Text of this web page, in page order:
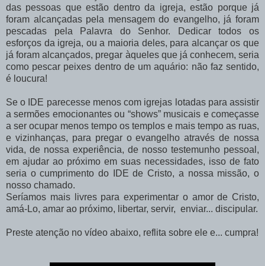
das pessoas que estão dentro da igreja, estão porque já
foram alcançadas pela mensagem do evangelho, já foram
pescadas pela Palavra do Senhor. Dedicar todos os
esforços da igreja, ou a maioria deles, para alcançar os que
já foram alcançados, pregar àqueles que já conhecem, seria
como pescar peixes dentro de um aquário: não faz sentido,
é loucura!
Se o IDE parecesse menos com igrejas lotadas para assistir
a sermões emocionantes ou “shows” musicais e começasse
a ser ocupar menos tempo os templos e mais tempo as ruas,
e vizinhanças, para pregar o evangelho através de nossa
vida, de nossa experiência, de nosso testemunho pessoal,
em ajudar ao próximo em suas necessidades, isso de fato
seria o cumprimento do IDE de Cristo, a nossa missão, o
nosso chamado.
Seríamos mais livres para experimentar o amor de Cristo,
amá-Lo, amar ao próximo, libertar, servir, enviar... discipular.
Preste atenção no vídeo abaixo, reflita sobre ele e... cumpra!